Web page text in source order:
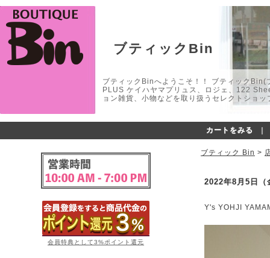
ブティックBin
ブティックBinへようこそ！！ ブティック
PLUS ケイハヤマプリュス、ロジェ、122
ョン雑貨、小物などを取り扱うセレクトショ
カートをみる
会員特典として3%ポイント還元
ブティック Bin >
2022年8月5日（
Y's YOHJI